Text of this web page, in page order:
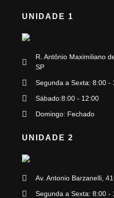
UNIDADE 1
R. Antônio Maximiliano
SP
Segunda a Sexta: 8:00 -
Sábado:8:00 - 12:00
Domingo: Fechado
UNIDADE 2
Av. Antonio Barzanelli,
Segunda a Sexta: 8:00 -